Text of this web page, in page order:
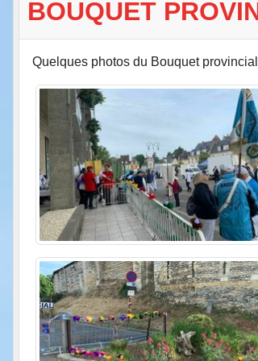
BOUQUET
Quelques photos du Bouquet